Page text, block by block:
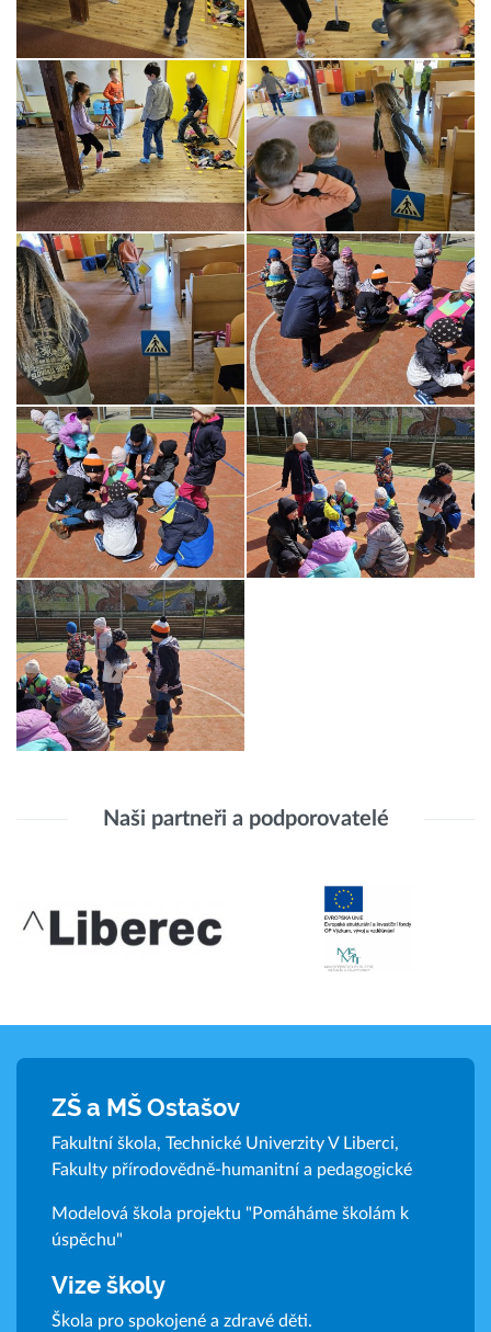
Naši partneři a podporovatelé
ZŠ a MŠ Ostašov
Fakultní škola, Technické Univerzity V Liberci,
Fakulty přírodovědně-humanitní a pedagogické
Modelová škola projektu "Pomáháme školám k
úspěchu"
Vize školy
Škola pro spokojené a zdravé děti.